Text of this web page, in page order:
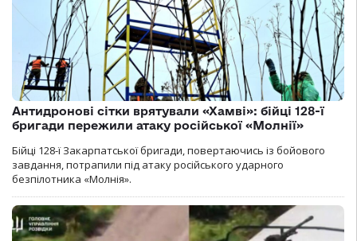
Антидронові сітки врятували «Хамві»: бійці 128-ї
бригади пережили атаку російської «Молнії»
Бійці 128-ї Закарпатської бригади, повертаючись із бойового
завдання, потрапили під атаку російського ударного
безпілотника «Молнія».